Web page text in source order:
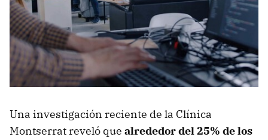
Una investigación reciente de la Clínica
Montserrat reveló que alrededor del 25% de los